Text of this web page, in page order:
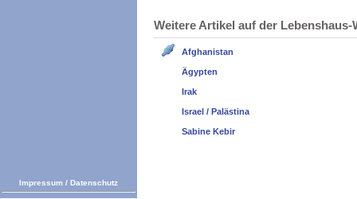
Weitere Artikel auf der
Afghanistan
Ägypten
Irak
Israel / Palästina
Sabine Kebir
Impressum / Datenschutz